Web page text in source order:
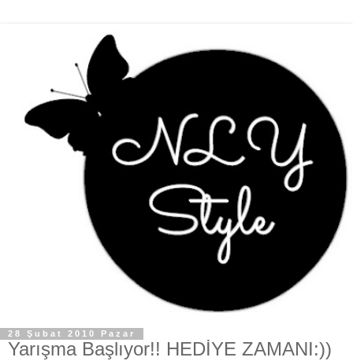
28 Şubat 2010 Pazar
Yarışma Başlıyor!! HEDİYE ZAMANI:))